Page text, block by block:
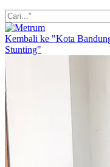
Kembali ke "Kota
Stunting"